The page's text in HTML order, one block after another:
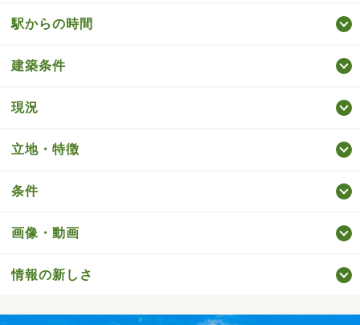
駅からの時間
建築条件
現況
立地・特徴
条件
画像・動画
情報の新しさ